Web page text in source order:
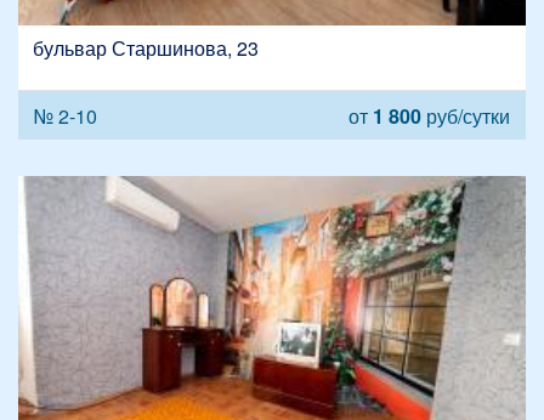
бульвар Старшинова, 23
№ 2-10 от 1 800 руб/сутки